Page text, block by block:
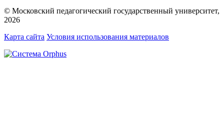
© Московский педагогический государственный университет,
2026
Карта сайта Условия использования материалов